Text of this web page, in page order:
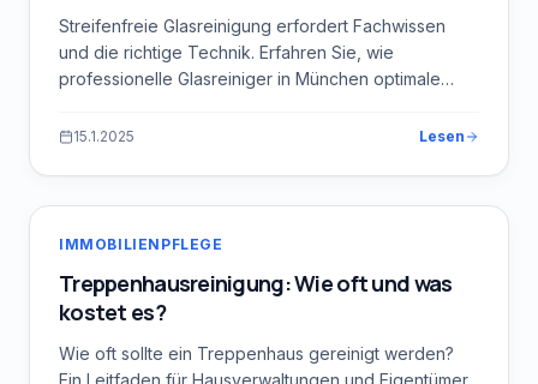
Streifenfreie Glasreinigung erfordert Fachwissen
und die richtige Technik. Erfahren Sie, wie
professionelle Glasreiniger in München optimale
15.1.2025 Lesen
IMMOBILIENPFLEGE
Treppenhausreinigung: Wie oft und was
kostet es?
Wie oft sollte ein Treppenhaus gereinigt werden?
Ein Leitfaden für Hausverwaltungen und Eigentümer